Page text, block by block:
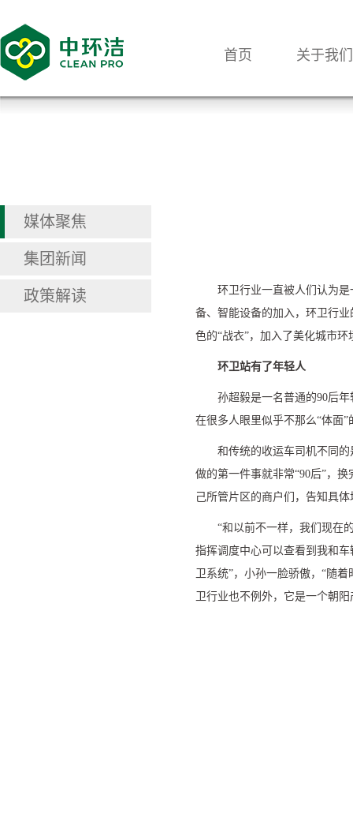
首页 关于我们
媒体聚焦
集团新闻
政策解读
环卫行业一直被人们认为是
备、智能设备的加入，环卫行
色的“战衣”，加入了美化城市环
环卫站有了年轻人
孙超毅是一名普通的90后年
在很多人眼里似乎不那么“体面”
和传统的收运车司机不同
做的第一件事就非常“90后”，换
己所管片区的商户们，告知具
“和以前不一样，我们现在
指挥调度中心可以查看到我和
卫系统”，小孙一脸骄傲， “随着
卫行业也不例外，它是一个朝